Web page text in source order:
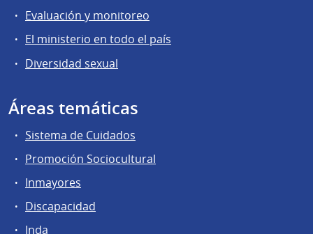
Evaluación y monitoreo
El ministerio en todo el país
Diversidad sexual
Áreas temáticas
Sistema de Cuidados
Promoción Sociocultural
Inmayores
Discapacidad
Inda